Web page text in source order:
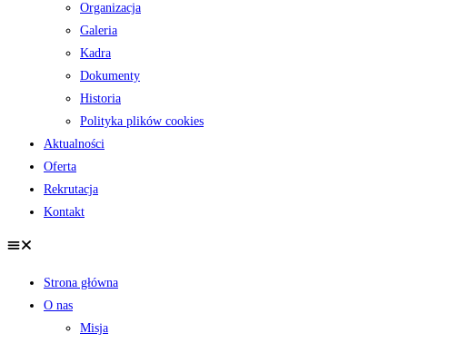
Organizacja
Galeria
Kadra
Dokumenty
Historia
Polityka plików cookies
Aktualności
Oferta
Rekrutacja
Kontakt
Strona główna
O nas
Misja